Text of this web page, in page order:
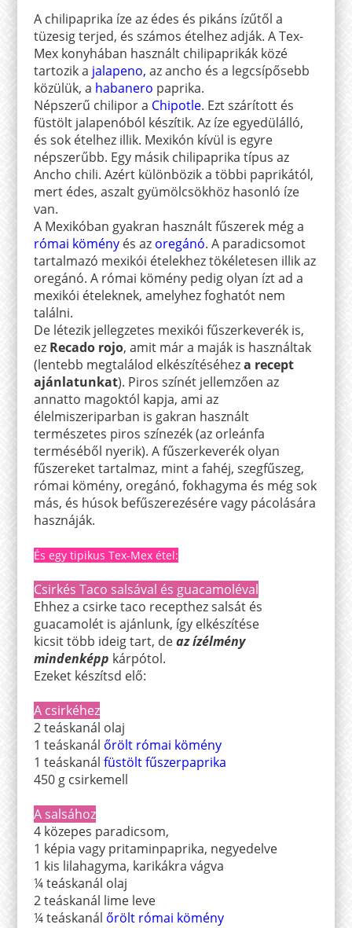
A chilipaprika íze az édes és pikáns ízűtől a
tüzesig terjed, és számos ételhez adják. A Tex-
Mex konyhában használt chilipaprikák közé
tartozik a jalapeno, az ancho és a legcsípősebb
közülük, a habanero paprika.
Népszerű chilipor a Chipotle. Ezt szárított és
füstölt jalapenóból készítik. Az íze egyedülálló,
és sok ételhez illik. Mexikón kívül is egyre
népszerűbb. Egy másik chilipaprika típus az
Ancho chili. Azért különbözik a többi paprikától,
mert édes, aszalt gyümölcsökhöz hasonló íze
van.
A Mexikóban gyakran használt fűszerek még a
római köményés az oregánó. A paradicsomot
tartalmazó mexikói ételekhez tökéletesen illik az
oregánó. A római kömény pedig olyan ízt ad a
mexikói ételeknek, amelyhez foghatót nem
találni.
De létezik jellegzetes mexikói fűszerkeverék is,
ez Recado rojo, amit már a maják is használtak
(lentebb megtalálod elkészítéséheza recept
ajánlatunkat). Piros színét jellemzően az
annatto magoktól kapja, ami az
élelmiszeriparban is gakran használt
természetes piros színezék (az orleánfa
terméséből nyerik). A fűszerkeverék olyan
fűszereket tartalmaz, mint a fahéj, szegfűszeg,
római kömény, oregánó, fokhagyma és még sok
más, és húsok befűszerezésére vagy pácolására
hasznáják.
És egy tipikus Tex-Mex étel:
Csirkés Taco salsával és guacamoléval
Ehhez a csirke taco recepthez salsát és
guacamolét is ajánlunk, így elkészítése
kicsit több ideig tart, deaz ízélmény
mindenképp kárpótol.
Ezeket készítsd elő:
A csirkéhez
2 teáskanál olaj
1 teáskanál őrölt római kömény
1 teáskanál füstölt fűszerpaprika
450 g csirkemell
A salsához
4 közepes paradicsom,
1 képia vagy pritaminpaprika, negyedelve
1 kis lilahagyma, karikákra vágva
¼ teáskanál olaj
2 teáskanál lime leve
¼ teáskanál őrölt római kömény